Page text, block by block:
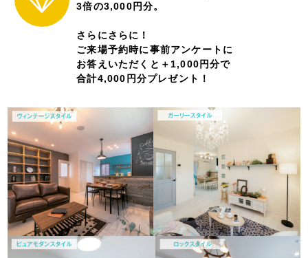
3倍の3,000円分。
さらにさらに！
ご来場予約時に事前アンケートに
お答えいただくと＋1,000円分で
合計4,000円分プレゼント！